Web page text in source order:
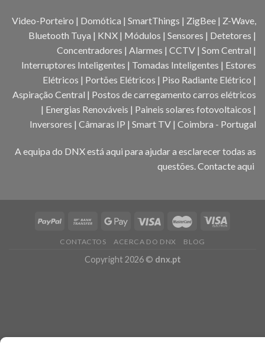
Video-Porteiro | Domótica | SmartThings | ZigBee | Z-Wave,
Bluetooth Tuya | KNX | Módulos | Sensores | Detetores |
Concentradores | Alarmes | CCTV | Som Central |
Interruptores Inteligentes | Tomadas Inteligentes | Estores
Elétricos | Portões Elétricos | Piso Radiante Elétrico |
Aspiração Central | Postos de carregamento carros elétricos
| Energias Renováveis | Paineis solares fotovoltaicos |
Inversores | Câmaras IP | Smart TV | Coimbra - Portugal
A equipa do DNX está aqui para ajudar a esclarecer todas as
questões.Contacte aqui
CONTACTOS ACERCA DO DNX BLOG
Copyright 2026 © dnx.pt